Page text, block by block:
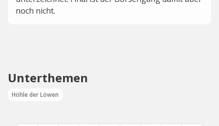
noch nicht.
Unterthemen
Höhle der Löwen